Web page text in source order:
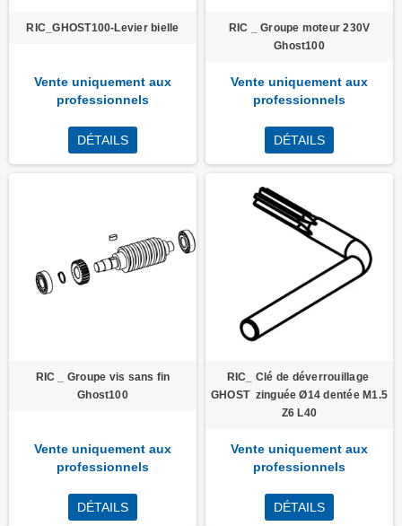
RIC_GHOST100-Levier bielle
Vente uniquement aux
professionnels
DÉTAILS
RIC _ Groupe moteur 230V
Ghost100
Vente uniquement aux
professionnels
DÉTAILS
RIC _ Groupe vis sans fin
Ghost100
Vente uniquement aux
professionnels
DÉTAILS
RIC_ Clé de déverrouillage
GHOST zinguée Ø14 dentée M1.5
Z6 L40
Vente uniquement aux
professionnels
DÉTAILS